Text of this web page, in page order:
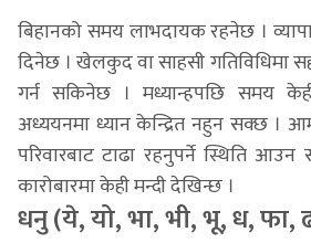
बिहानको समय लाभदायक रहनेछ ।
दिनेछ । खेलकुद वा साहसी गतिविधिमा
गर्न सकिनेछ । मध्यान्हपछि समय
अध्ययनमा ध्यान केन्द्रित नहुन सक्छ ।
परिवारबाट टाढा रहनुपर्ने स्थिति
कारोबारमा केही मन्दी देखिन्छ ।
धनु (ये, यो, भा, भी, भू, ध, फा,